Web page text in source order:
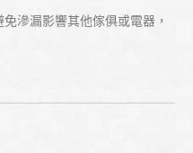
滲漏影響其他傢俱或電器，